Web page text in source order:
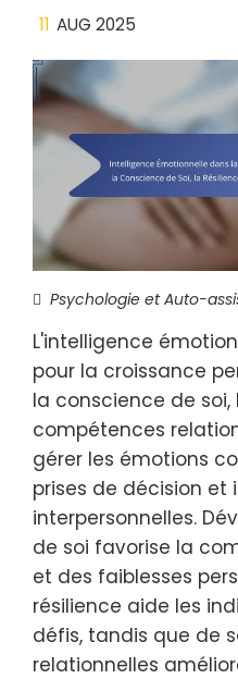
11 AUG 2025
Psychologie et Auto-
L'intelligence
pour la croissance
la conscience de
compétences
gérer les émotions
prises de décision et
interpersonnelles.
de soi favorise la
et des faiblesses
résilience aide les
défis, tandis que de
relationnelles